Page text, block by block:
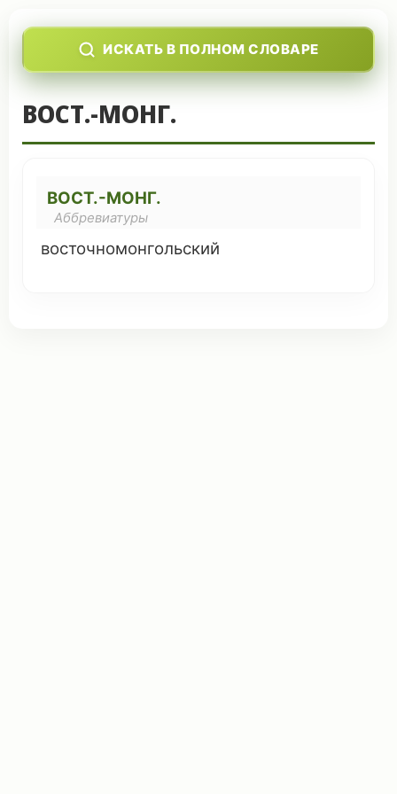
ИСКАТЬ В ПОЛНОМ СЛОВАРЕ
ВОСТ.-МОНГ.
ВОСТ.-МОНГ.
Аббревиатуры
восточномонгольский